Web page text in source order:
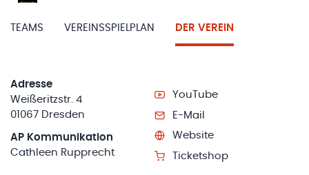
TEAMS VEREINSSPIELPLAN DER VEREIN
Adresse
Weißeritzstr. 4
01067 Dresden
AP Kommunikation
Cathleen Rupprecht
YouTube
E-Mail
Website
Ticketshop